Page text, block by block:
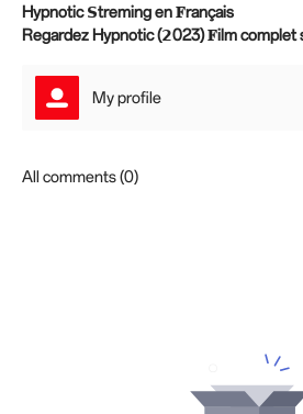
Hypnotic 𝗦treming en 𝐅rançais
Regardez Hypnotic (𝟮023) 𝐅ilm complet
My profile
All comments (0)